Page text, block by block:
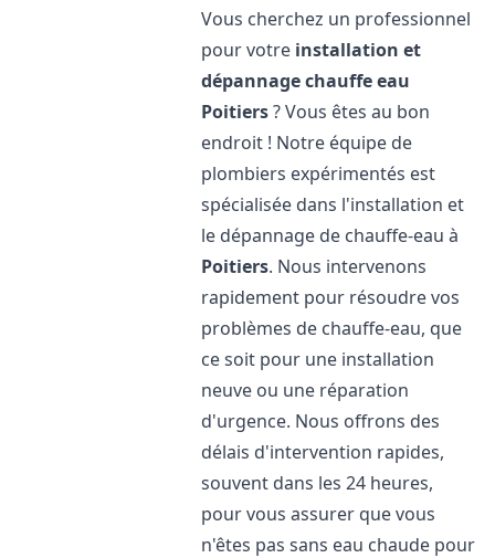
Vous cherchez un professionnel
pour votre installation et
dépannage chauffe eau
Poitiers? Vous êtes au bon
endroit ! Notre équipe de
plombiers expérimentés est
spécialisée dans l'installation et
le dépannage de chauffe-eau à
Poitiers. Nous intervenons
rapidement pour résoudre vos
problèmes de chauffe-eau, que
ce soit pour une installation
neuve ou une réparation
d'urgence. Nous offrons des
délais d'intervention rapides,
souvent dans les 24 heures,
pour vous assurer que vous
n'êtes pas sans eau chaude pour